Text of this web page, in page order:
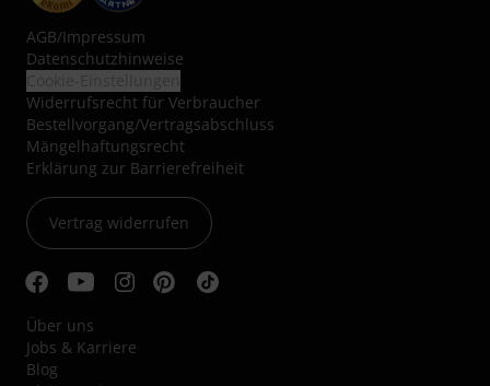
AGB/Impressum
Datenschutzhinweise
Widerrufsrecht für Verbraucher
Bestellvorgang/Vertragsabschluss
Mängelhaftungsrecht
Erklärung zur Barrierefreiheit
Vertrag widerrufen
Über uns
Jobs & Karriere
Blog